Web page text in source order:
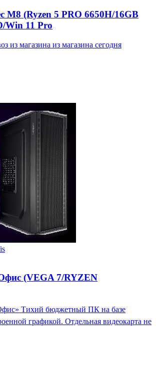
M8 (Ryzen 5 PRO 6650H/16GB
Win 11 Pro
из магазина из магазина сегодня
(VEGA 7/RYZEN
Тихий бюджетный ПК на базе
графикой. Отдельная видеокарта не